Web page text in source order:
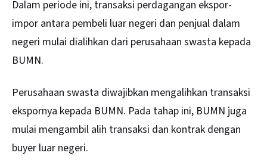
Dalam periode ini, transaksi perdagangan ekspor-
impor antara pembeli luar negeri dan penjual dalam
negeri mulai dialihkan dari perusahaan swasta kepada
BUMN.
Perusahaan swasta diwajibkan mengalihkan transaksi
ekspornya kepada BUMN. Pada tahap ini, BUMN juga
mulai mengambil alih transaksi dan kontrak dengan
buyer luar negeri.